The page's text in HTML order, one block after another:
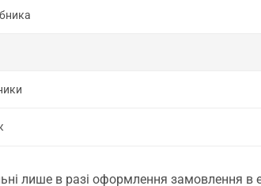
лише в разі оформлення замовлення в